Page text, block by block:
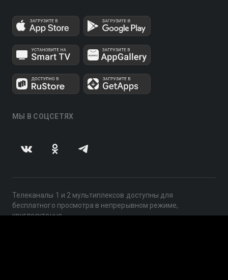
МЫ В СОЦСЕТЯХ
Телеканалы 1 и 2 мультиплексов доступны для
бесплатного просмотра в непрерывном режиме,
круглосуточно.